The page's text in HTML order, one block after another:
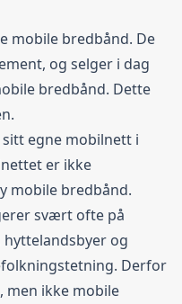
mobile bredbånd. De
og selger i dag
bredbånd. Dette
egne mobilnett i
er ikke
mobile bredbånd.
svært ofte på
og
Derfor
men ikke mobile